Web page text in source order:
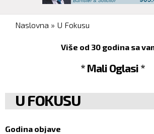
You are here
Naslovna » U Fokusu
Više od 30 godina sa
* Mali Oglasi *
U FOKUSU
Godina objave